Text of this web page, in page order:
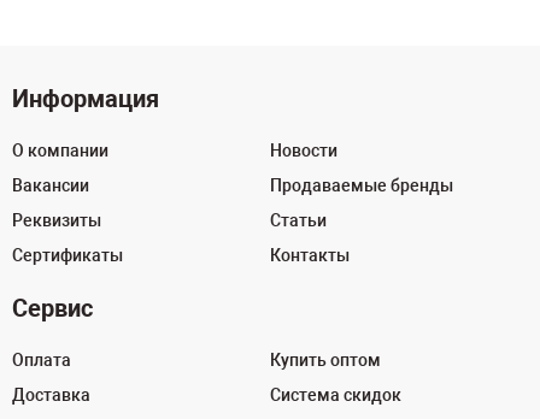
Информация
О компании
Вакансии
Реквизиты
Сертификаты
Новости
Продаваемые бренды
Статьи
Контакты
Сервис
Оплата
Доставка
Купить оптом
Система скидок